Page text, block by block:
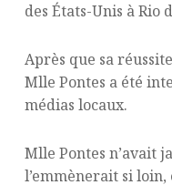
des États-Unis à Rio
Après que sa
Mlle Pontes a été
médias locaux.
Mlle Pontes n’avait
l’emmènerait si loin,